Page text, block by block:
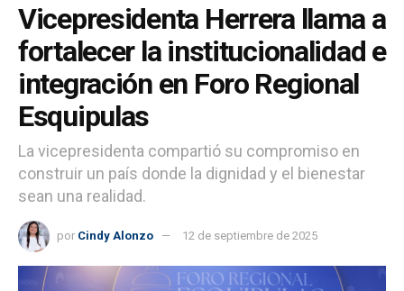
Vicepresidenta Herrera llama a
fortalecer la institucionalidad e
integración en Foro Regional
Esquipulas
La vicepresidenta compartió su compromiso en
construir un país donde la dignidad y el bienestar
sean una realidad.
por Cindy Alonzo 12 de septiembre de 2025